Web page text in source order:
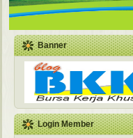
Banner
Login Member